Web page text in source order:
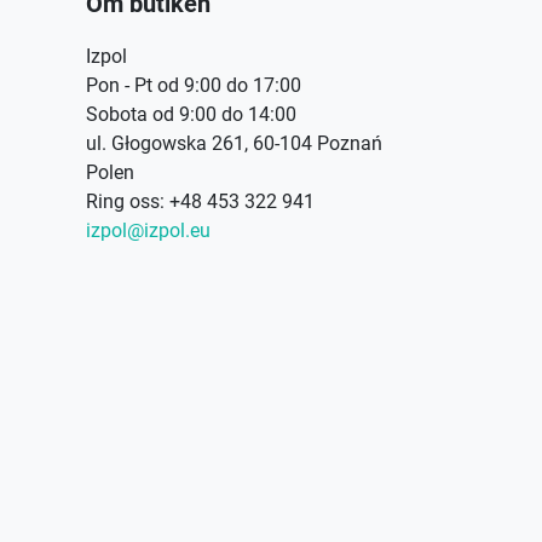
Izpol
Pon - Pt od 9:00 do 17:00
Sobota od 9:00 do 14:00
ul. Głogowska 261, 60-104 Poznań
Polen
Ring oss: +48 453 322 941
izpol@izpol.eu